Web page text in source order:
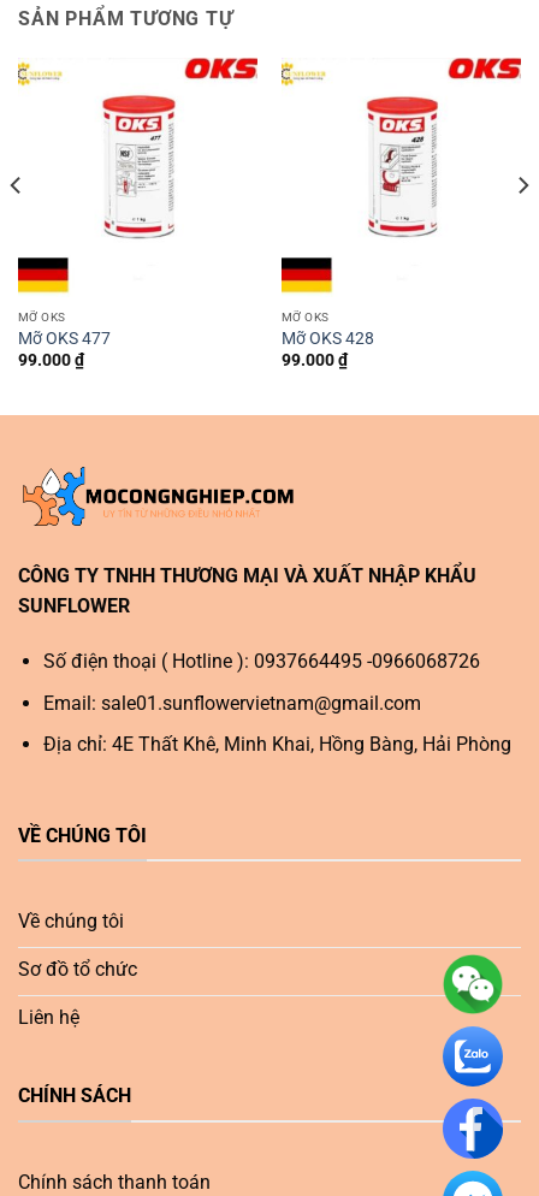
SẢN PHẨM TƯƠNG TỰ
MỠ OKS
Mỡ OKS 477
99.000₫
MỠ OKS
Mỡ OKS 428
99.000₫
CÔNG TY TNHH THƯƠNG MẠI VÀ XUẤT NHẬP KHẨU
SUNFLOWER
Số điện thoại ( Hotline ): 0937664495 -0966068726
Email: sale01.sunflowervietnam@gmail.com
Địa chỉ: 4E Thất Khê, Minh Khai, Hồng Bàng, Hải Phòng
VỀ CHÚNG TÔI
Về chúng tôi
Sơ đồ tổ chức
Liên hệ
CHÍNH SÁCH
Chính sách thanh toán